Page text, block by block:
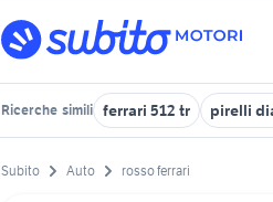
Ricerche simili ferrari 512 tr pirelli
Subito Auto rosso ferrari